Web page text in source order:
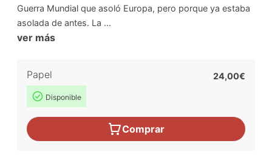
Guerra Mundial que asoló Europa, pero porque ya estaba
asolada de antes. La ...
ver más
Papel
Disponible
24,00€
Comprar